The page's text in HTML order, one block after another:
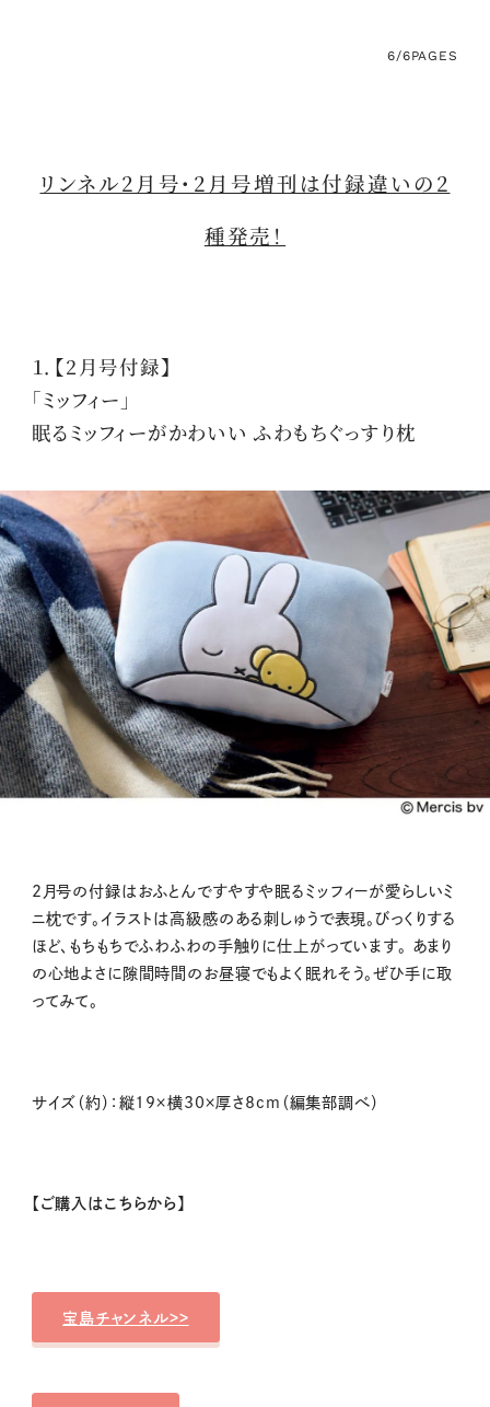
6/6PAGES
リンネル2月号・2月号増刊は付録違いの2
種発売！
１．【2月号付録】
「ミッフィー」
眠るミッフィーがかわいい ふわもちぐっすり枕
2月号の付録はおふとんですやすや眠るミッフィーが愛らしいミ
ニ枕です。イラストは高級感のある刺しゅうで表現。びっくりする
ほど、もちもちでふわふわの手触りに仕上がっています。 あまり
の心地よさに隙間時間のお昼寝でもよく眠れそう。ぜひ手に取
ってみて。
サイズ（約）：縦19×横30×厚さ8cm（編集部調べ）
【ご購入はこちらから】
宝島チャンネル>>